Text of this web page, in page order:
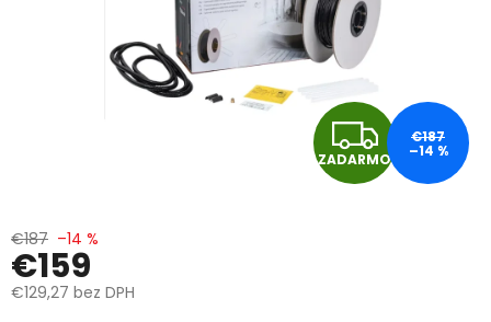
Z
A
ZADARMO
€187
–14 %
€187 –14 %
€159
€129,27 bez DPH